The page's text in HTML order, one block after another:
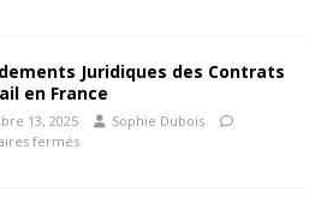
Juridiques des Contrats
en France
13, 2025
Sophie Dubois
fermés